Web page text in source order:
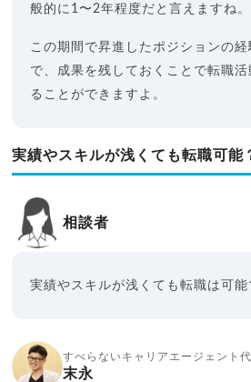
般的に1〜2年程度だと言えますね。
この期間で昇進したポジションの
で、成果を残しておくことで転職
ることができますよ。
実績やスキルが浅くても転職可能
相談者
実績やスキルが浅くても転職は可能
すべらないキャリアエージェント
末永